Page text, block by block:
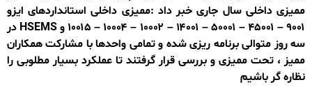
ممیزی داخلی سال جاری خبر داد :ممیزی داخلی استانداردهای ایزو
۹۰۰۱ – ۴۵۰۰۱ – ۵۰۰۰۱ – ۱۴۰۰۱ – ۱۰۰۰۲ – ۱۰۰۰۴ – ۱۰۰۱۵ و HSEMS در
سه روز متوالی برنامه ریزی شده و تمامی واحدها با مشارکت همکاران
ممیز ، تحت ممیزی و بررسی قرار گرفتند تا عملکرد بسیار مطلوبی را
نظاره گر باشیم